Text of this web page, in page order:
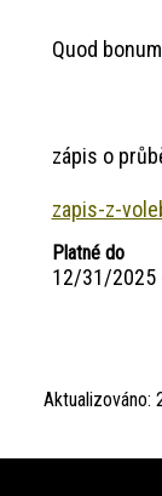
Quod
zápis o
zapis-z-
Platné do
12/31/2025
Aktualizováno: